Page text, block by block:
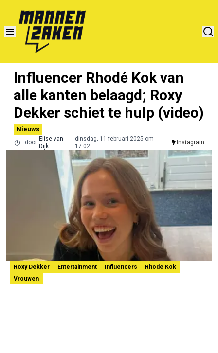
Influencer Rhodé Kok van
alle kanten belaagd; Roxy
Dekker schiet te hulp (video)
Nieuws
door
Elise van
Dijk
dinsdag, 11 februari 2025 om
17:02
Instagram
Roxy Dekker Entertainment Influencers
Rhode Kok
Vrouwen